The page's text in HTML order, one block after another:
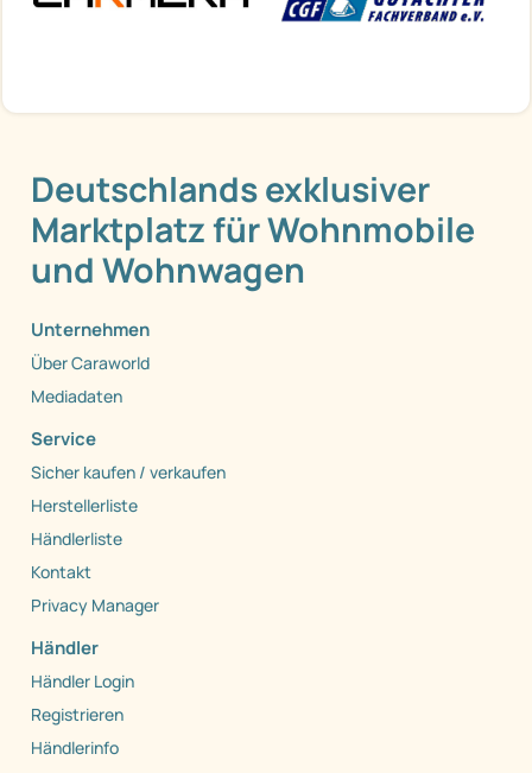
Deutschlands exklusiver
Marktplatz für Wohnmobile
und Wohnwagen
Unternehmen
Über Caraworld
Mediadaten
Service
Sicher kaufen / verkaufen
Herstellerliste
Händlerliste
Kontakt
Privacy Manager
Händler
Händler Login
Registrieren
Händlerinfo